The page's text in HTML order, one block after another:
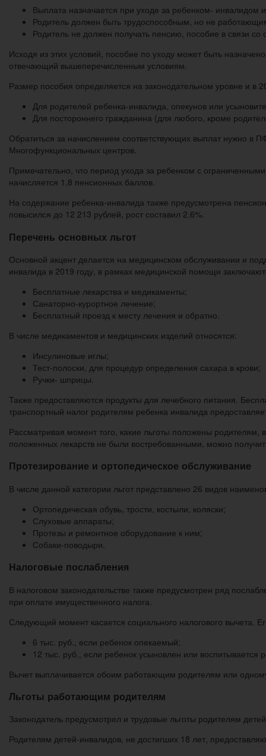
Выплата назначается при уходе за ребенком-
Родитель должен быть трудоспособным, но не
Родитель не должен получать пенсию, пособие в связи со
Исходя из этих условий, пособие по уходу может быть
отвечающий вышеперечисленным условиям.
Размер пособия определяется на законодательном уровне и в
Для родителей ребенка-инвалида, опекунов или
Для постороннего гражданина (для любого, кроме
Обратиться за начислением соответствующих выплат нужно в
Многофункциональных центров.
Примечательно, что период ухода за ребенком с
начисляется 1,8 пенсионных баллов.
На содержание ребенка-инвалида также предусмотрена
повысился до 12 213 рублей, рост составил 2,6%.
Перечень основных льгот
Основной акцент делается на медицинском обслуживании и
инвалида в 2019 году, в рамках медицинской помощи
Бесплатные лекарства и медикаменты;
Санаторно-курортное лечение;
Бесплатный проезд к месту лечения и обратно.
В числе медикаментов и медицинских изделий относятся:
Инсулиновые иглы;
Тест-полоски, для процедур определения сахара в крови;
Ручки- шприцы.
Также предоставляются продукты для лечебного питания.
транспортный налог родителям ребенка инвалида
Рассматривая момент того, какие льготы положены
положенных лекарств не были востребованными, можно
Протезирование и ортопедическое обслуживание
В числе данной категории льгот представлено 26 видов
Ортопедическая обувь, трости, костыли, коляски;
Слуховые аппараты;
Протезы и ремонтное оборудование к ним;
Собаки-поводыри.
Налоговые послабления
В налоговом законодательстве также предусмотрен ряд
при оплате имущественного налога.
Следующий момент касается социального налогового вычета.
6 тыс. руб., если ребенок опекаемый;
12 тыс. руб., если ребенок усыновлен или
Вычет выплачивается обоим работающим родителям или
Льготы работающим родителям
Законодатель предусмотрел и трудовые льготы родителям
Родителям детей-инвалидов, не достигших 18 лет,